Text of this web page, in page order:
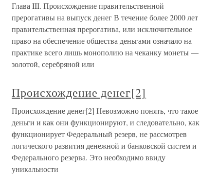
Глава III. Происхождение правительственной
прерогативы на выпуск денег В течение более 2000 лет
правительственная прерогатива, или исключительное
право на обеспечение общества деньгами означало на
практике всего лишь монополию на чеканку монеты —
золотой, серебряной или
Происхождение денег[2]
Происхождение денег[2] Невозможно понять, что такое
деньги и как они функционируют, и следовательно, как
функ­ционирует Федеральный резерв, не рассмотрев
логиче­ского развития денежной и банковской систем и
Феде­рального резерва. Это необходимо ввиду
уникальности